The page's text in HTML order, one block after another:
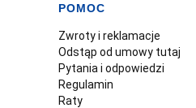
Linki w stopce
POMOC
Zwroty i reklamacje
Odstąp od umowy tutaj
Pytania i odpowiedzi
Regulamin
Raty